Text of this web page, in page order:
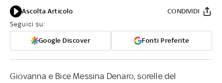
Ascolta Articolo
Seguici su:
Google Discover Fonti Preferite
CONDIVIDI
Giovanna e Bice Messina Denaro, sorelle del